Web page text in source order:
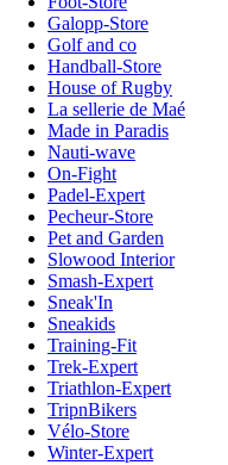
Galopp-Store
Golf and co
Handball-Store
House of Rugby
La sellerie de Maé
Made in Paradis
Nauti-wave
On-Fight
Padel-Expert
Pecheur-Store
Pet and Garden
Slowood Interior
Smash-Expert
Sneak'In
Sneakids
Training-Fit
Trek-Expert
Triathlon-Expert
TripnBikers
Vélo-Store
Winter-Expert